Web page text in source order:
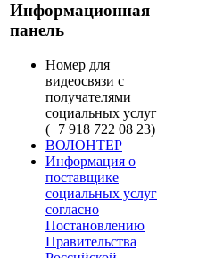
Информационная
панель
Номер для
видеосвязи с
получателями
социальных услуг
(+7 918 722 08 23)
ВОЛОНТЕР
Информация о
поставщике
социальных услуг
согласно
Постановлению
Правительства